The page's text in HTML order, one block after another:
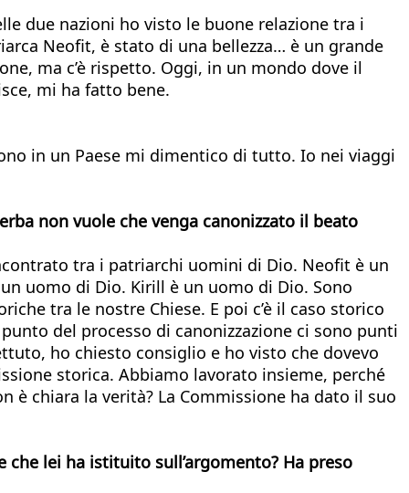
due nazioni ho visto le buone relazione tra i
Neofit, è stato di una bellezza… è un grande
ma c’è rispetto. Oggi, in un mondo dove il
mi ha fatto bene.
in un Paese mi dimentico di tutto. Io nei viaggi
non vuole che venga canonizzato il beato
tra i patriarchi uomini di Dio. Neofit è un
uomo di Dio. Kirill è un uomo di Dio. Sono
tra le nostre Chiese. E poi c’è il caso storico
del processo di canonizzazione ci sono punti
ho chiesto consiglio e ho visto che dovevo
storica. Abbiamo lavorato insieme, perché
è chiara la verità? La Commissione ha dato il suo
lei ha istituito sull’argomento? Ha preso